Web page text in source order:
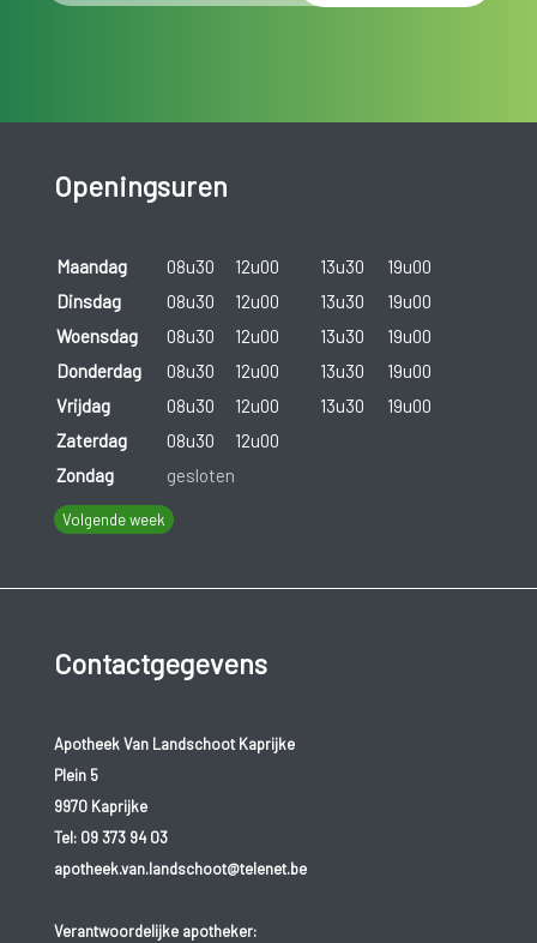
Openingsuren
Maandag 08u30 12u00 13u30
19u00
Dinsdag
08u30 12u00 13u30
19u00
Woensdag
08u30 12u00 13u30
19u00
Donderdag
08u30 12u00 13u30
19u00
Vrijdag
08u30 12u00 13u30
19u00
Zaterdag
08u30
12u00
Zondag
gesloten
Volgende week
Contactgegevens
Apotheek Van Landschoot Kaprijke
Plein 5
9970 Kaprijke
Tel: 09 373 94 03
apotheek.van.landschoot@telenet.be
Verantwoordelijke apotheker: